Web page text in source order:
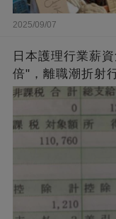
2025/09/07
日本護理行業薪
倍"，離職潮折射